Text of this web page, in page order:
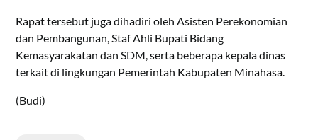
Rapat tersebut juga dihadiri oleh Asisten Perekonomian
dan Pembangunan, Staf Ahli Bupati Bidang
Kemasyarakatan dan SDM, serta beberapa kepala dinas
terkait di lingkungan Pemerintah Kabupaten Minahasa.
(Budi)